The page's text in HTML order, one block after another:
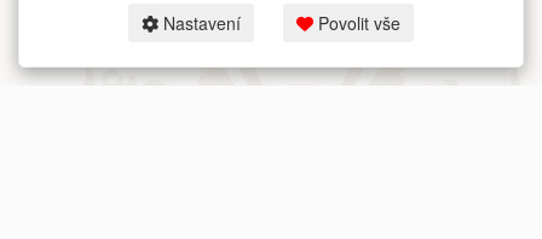
Nastavení Povolit vše